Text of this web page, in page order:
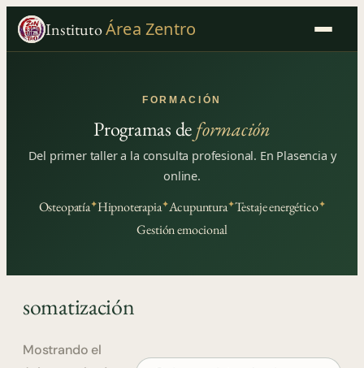
InstitutoÁrea Zentro
FORMACIÓN
Programas deformación
Del primer taller a la consulta profesional. En Plasencia y
online.
Osteopatía✦Hipnoterapia✦Acupuntura✦Testaje energético✦
Gestión emocional
somatización
Mostrando el